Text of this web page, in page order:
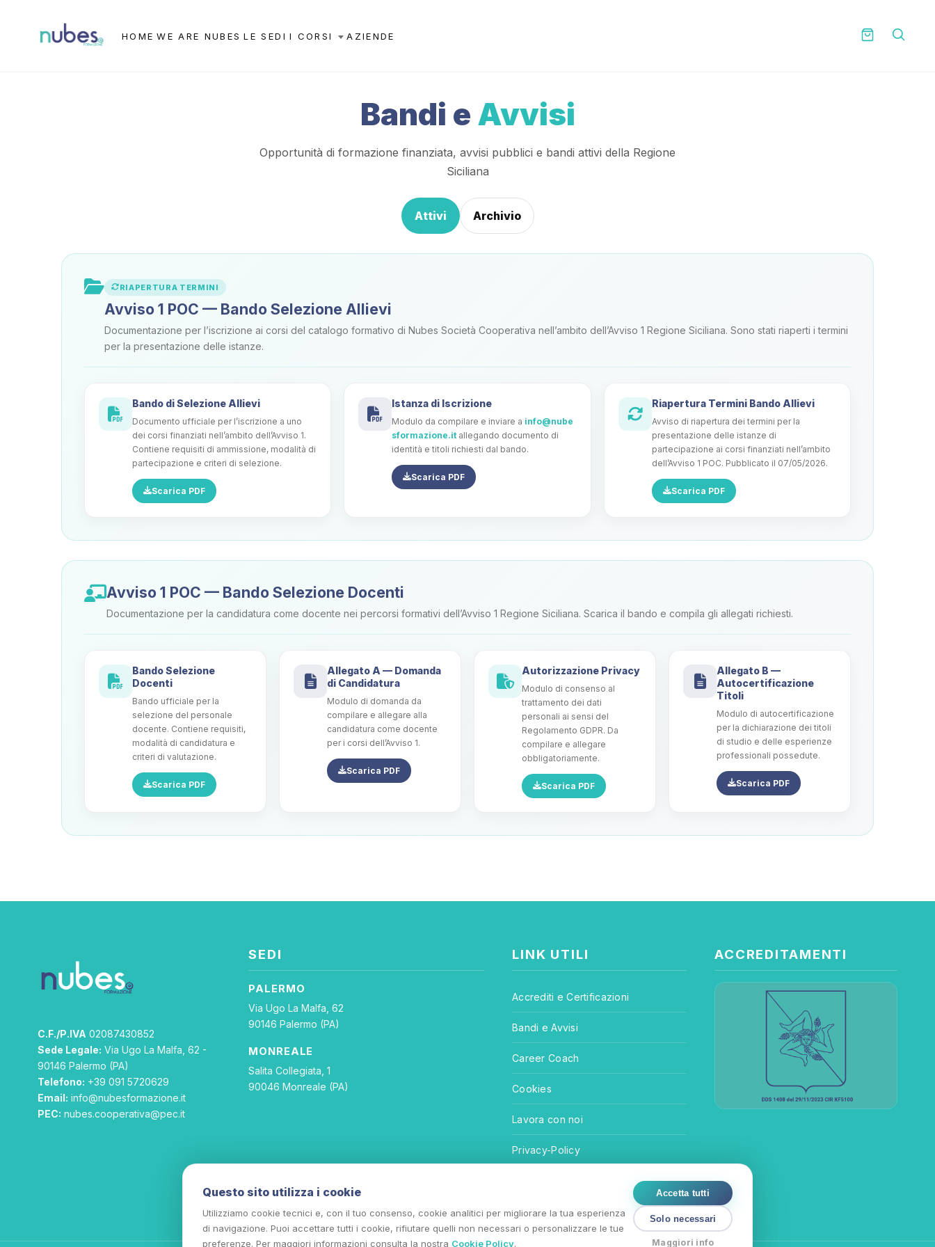
HOME WE ARE NUBES LE SEDI I CORSI AZIENDE
Bandi e Avvisi
Opportunità di formazione finanziata, avvisi pubblici e bandi attivi della Regione
Siciliana
Attivi Archivio
RIAPERTURA TERMINI
Avviso 1 POC — Bando Selezione Allievi
Documentazione per l’iscrizione ai corsi del catalogo formativo di Nubes Società Cooperativa nell’ambito dell’Avviso 1 Regione Siciliana. Sono stati riaperti i termini
per la presentazione delle istanze.
Bando di Selezione Allievi
Documento ufficiale per l’iscrizione a uno
dei corsi finanziati nell’ambito dell’Avviso 1.
Contiene requisiti di ammissione, modalità di
partecipazione e criteri di selezione.
Scarica PDF
Istanza di Iscrizione
Modulo da compilare e inviare a info@nube
sformazione.it allegando documento di
identità e titoli richiesti dal bando.
Scarica PDF
Riapertura Termini Bando Allievi
Avviso di riapertura dei termini per la
presentazione delle istanze di
partecipazione ai corsi finanziati nell’ambito
dell’Avviso 1 POC. Pubblicato il 07/05/2026.
Scarica PDF
Avviso 1 POC — Bando Selezione Docenti
Documentazione per la candidatura come docente nei percorsi formativi dell’Avviso 1 Regione Siciliana. Scarica il bando e compila gli allegati richiesti.
Bando Selezione
Docenti
Bando ufficiale per la
selezione del personale
docente. Contiene requisiti,
modalità di candidatura e
criteri di valutazione.
Scarica PDF
Allegato A — Domanda
di Candidatura
Modulo di domanda da
compilare e allegare alla
candidatura come docente
per i corsi dell’Avviso 1.
Scarica PDF
Autorizzazione Privacy
Modulo di consenso al
trattamento dei dati
personali ai sensi del
Regolamento GDPR. Da
compilare e allegare
obbligatoriamente.
Scarica PDF
Allegato B —
Autocertificazione
Titoli
Modulo di autocertificazione
per la dichiarazione dei titoli
di studio e delle esperienze
professionali possedute.
Scarica PDF
C.F./P.IVA 02087430852
Sede Legale: Via Ugo La Malfa, 62 -
90146 Palermo (PA)
Telefono: +39 091 5720629
Email: info@nubesformazione.it
PEC: nubes.cooperativa@pec.it
SEDI
PALERMO
Via Ugo La Malfa, 62
90146 Palermo (PA)
MONREALE
Salita Collegiata, 1
90046 Monreale (PA)
LINK UTILI
Accrediti e Certificazioni
Bandi e Avvisi
Career Coach
Cookies
Lavora con noi
Privacy-Policy
ACCREDITAMENTI
Questo sito utilizza i cookie
Utilizziamo cookie tecnici e, con il tuo consenso, cookie analitici per migliorare la tua esperienza
di navigazione. Puoi accettare tutti i cookie, rifiutare quelli non necessari o personalizzare le tue
preferenze. Per maggiori informazioni consulta la nostra Cookie Policy.
Accetta tutti
Solo necessari
Maggiori info